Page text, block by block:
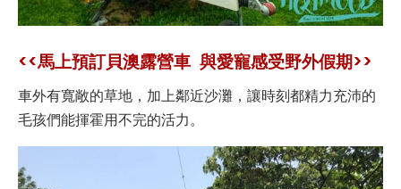
<<馬上預訂貝澳露營車 與愛寵感受野外假期>>
車外有寬敞的草地，加上鄰近沙灘，讓時刻都精力充沛的
毛孩們能揮霍用不完的活力。